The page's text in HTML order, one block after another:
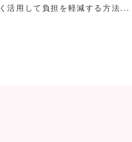
く活用して負担を軽減する方法...